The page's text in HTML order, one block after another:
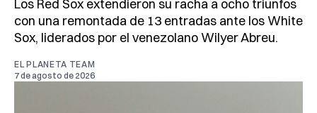
Los Red Sox extendieron su racha a ocho triunfos
con una remontada de 13 entradas ante los White
Sox, liderados por el venezolano Wilyer Abreu.
EL PLANETA TEAM
7 de agosto de 2026